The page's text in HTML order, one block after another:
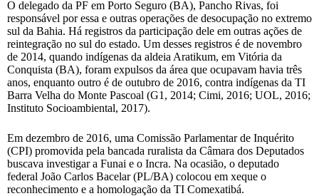
O delegado da PF em Porto Seguro (BA), Pancho Rivas, foi
responsável por essa e outras operações de desocupação no extremo
sul da Bahia. Há registros da participação dele em outras ações de
reintegração no sul do estado. Um desses registros é de novembro
de 2014, quando indígenas da aldeia Aratikum, em Vitória da
Conquista (BA), foram expulsos da área que ocupavam havia três
anos, enquanto outro é de outubro de 2016, contra indígenas da TI
Barra Velha do Monte Pascoal (G1, 2014; Cimi, 2016; UOL, 2016;
Instituto Socioambiental, 2017).
Em dezembro de 2016, uma Comissão Parlamentar de Inquérito
(CPI) promovida pela bancada ruralista da Câmara dos Deputados
buscava investigar a Funai e o Incra. Na ocasião, o deputado
federal João Carlos Bacelar (PL/BA) colocou em xeque o
reconhecimento e a homologação da TI Comexatibá.